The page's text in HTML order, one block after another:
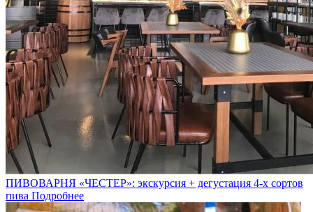
ПИВОВАРНЯ «ЧЕСТЕР»: экскурсия + дегустация 4-х сортов
пива Подробнее